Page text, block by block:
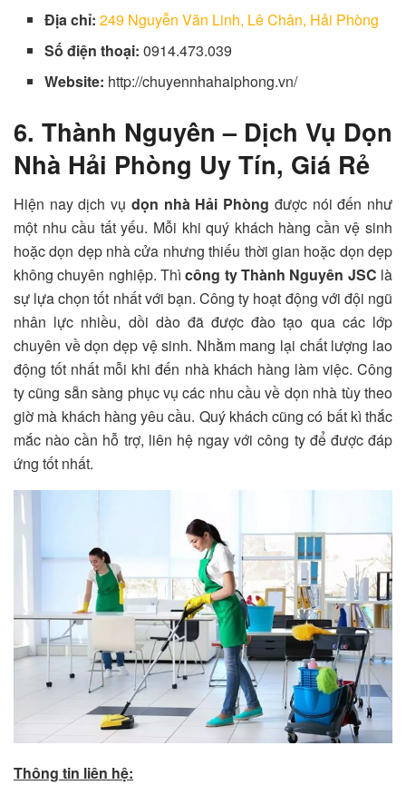
Địa chỉ:249 Nguyễn Văn Linh, Lê Chân, Hải Phòng
Số điện thoại:0914.473.039
Website: http://chuyennhahaiphong.vn/
6. Thành Nguyên – Dịch Vụ Dọn
Nhà Hải Phòng Uy Tín, Giá Rẻ
Hiện nay dịch vụ dọn nhà Hải Phòng được nói đến như
một nhu cầu tất yếu. Mỗi khi quý khách hàng cần vệ sinh
hoặc dọn dẹp nhà cửa nhưng thiếu thời gian hoặc dọn dẹp
không chuyên nghiệp. Thìcông ty Thành Nguyên JSC là
sự lựa chọn tốt nhất với bạn. Công ty hoạt động với đội ngũ
nhân lực nhiều, dồi dào đã được đào tạo qua các lớp
chuyên về dọn dẹp vệ sinh. Nhằm mang lại chất lượng lao
động tốt nhất mỗi khi đến nhà khách hàng làm việc. Công
ty cũng sẵn sàng phục vụ các nhu cầu về dọn nhà tùy theo
giờ mà khách hàng yêu cầu. Quý khách cũng có bất kì thắc
mắc nào cần hỗ trợ, liên hệ ngay với công ty để được đáp
ứng tốt nhất.
Thông tin liên hệ: